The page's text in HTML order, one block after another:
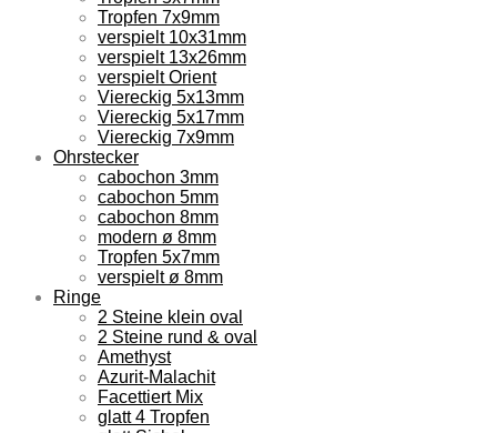
Tropfen 7x9mm
verspielt 10x31mm
verspielt 13x26mm
verspielt Orient
Viereckig 5x13mm
Viereckig 5x17mm
Viereckig 7x9mm
Ohrstecker
cabochon 3mm
cabochon 5mm
cabochon 8mm
modern ø 8mm
Tropfen 5x7mm
verspielt ø 8mm
Ringe
2 Steine klein oval
2 Steine rund & oval
Amethyst
Azurit-Malachit
Facettiert Mix
glatt 4 Tropfen